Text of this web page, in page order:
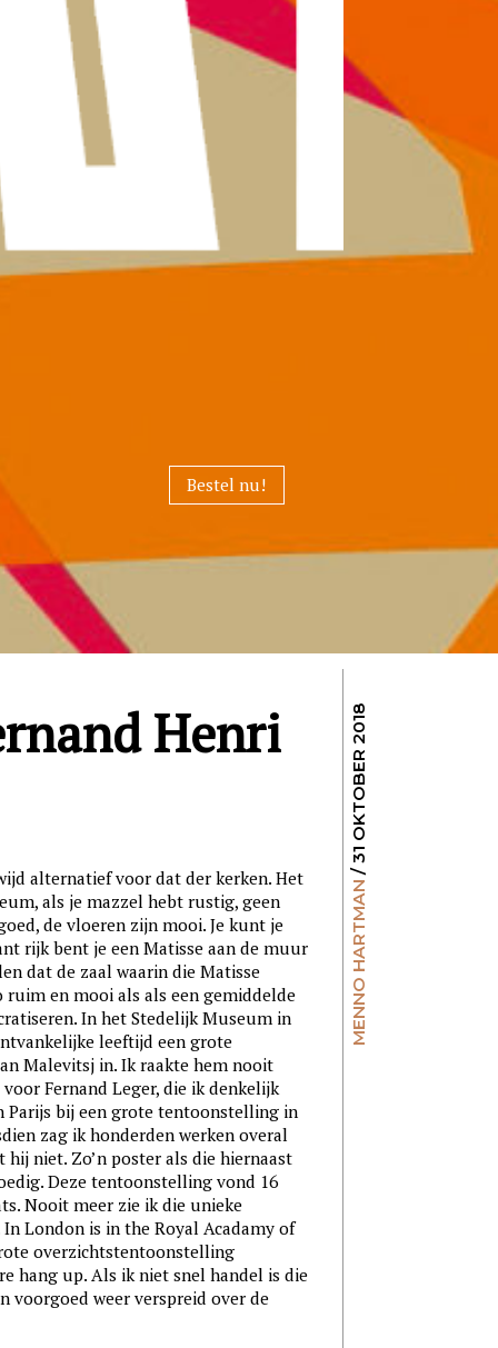
Bestel nu!
MENNO HARTMAN
/ 31 OKTOBER 2018
Henri
alternatief voor dat der kerken. Het
als je mazzel hebt rustig, geen
de vloeren zijn mooi. Je kunt je
rijk bent je een Matisse aan de muur
dat de zaal waarin die Matisse
en mooi als als een gemiddelde
In het Stedelijk Museum in
leeftijd een grote
Malevitsj in. Ik raakte hem nooit
Fernand Leger, die ik denkelijk
Parijs bij een grote tentoonstelling in
zag ik honderden werken overal
hij niet. Zo’n poster als die hiernaast
Deze tentoonstelling vond 16
Nooit meer zie ik die unieke
London is in the Royal Acadamy of
overzichtstentoonstelling
hang up. Als ik niet snel handel is die
voorgoed weer verspreid over de